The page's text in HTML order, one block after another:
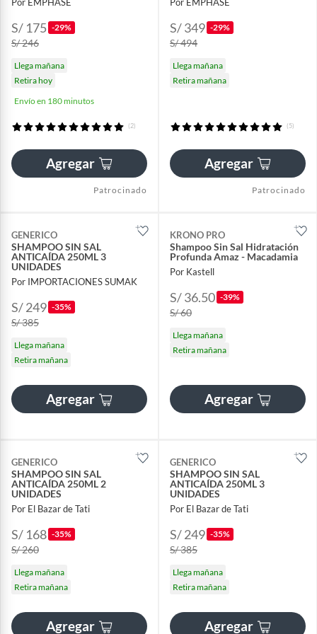
S/ 175 -29%
S/ 246
Llega mañana
Retira hoy
Envío en 180 minutos
(2)
Agregar
Patrocinado
S/ 349 -29%
S/ 494
Llega mañana
Retira mañana
(5)
Agregar
Patrocinado
GENERICO
SHAMPOO SIN SAL
ANTICAÍDA 250ML 3
UNIDADES
Por IMPORTACIONES SUMAK
S/ 249 -35%
S/ 385
Llega mañana
Retira mañana
Agregar
KRONO PRO
Shampoo Sin Sal Hidratación
Profunda Amaz - Macadamia
Por Kastell
S/ 36.50 -39%
S/ 60
Llega mañana
Retira mañana
Agregar
GENERICO
SHAMPOO SIN SAL
ANTICAÍDA 250ML 2
UNIDADES
Por El Bazar de Tati
S/ 168 -35%
S/ 260
Llega mañana
Retira mañana
Agregar
GENERICO
SHAMPOO SIN SAL
ANTICAÍDA 250ML 3
UNIDADES
Por El Bazar de Tati
S/ 249 -35%
S/ 385
Llega mañana
Retira mañana
Agregar